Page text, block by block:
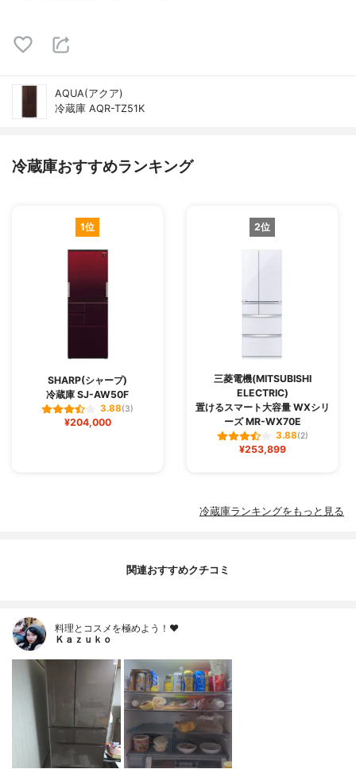
AQUA(アクア)
冷蔵庫 AQR-TZ51K
冷蔵庫おすすめランキング
1位
SHARP(シャープ)
冷蔵庫 SJ-AW50F
3.88(3)
¥204,000
2位
三菱電機(MITSUBISHI
ELECTRIC)
置けるスマート大容量 WXシリ
ーズ MR-WX70E
3.88(2)
¥253,899
冷蔵庫ランキングをもっと見る
関連おすすめクチコミ
料理とコスメを極めよう！♥
Ｋａｚｕｋｏ